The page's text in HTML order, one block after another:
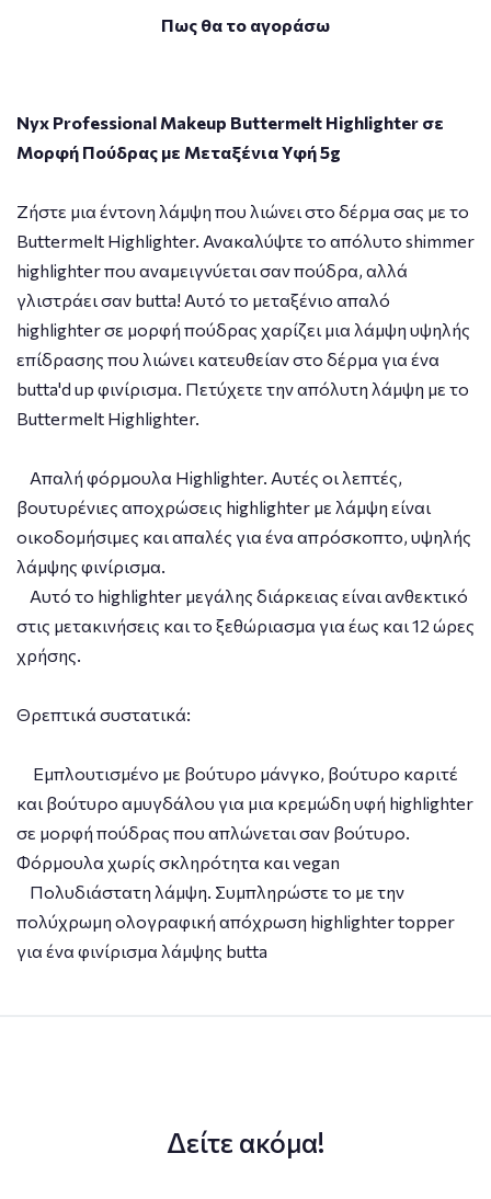
Πως θα το αγοράσω
Nyx Professional Makeup Buttermelt Highlighter σε
Μορφή Πούδρας με Μεταξένια Υφή 5g
Ζήστε μια έντονη λάμψη που λιώνει στο δέρμα σας με το
Buttermelt Highlighter. Ανακαλύψτε το απόλυτο shimmer
highlighter που αναμειγνύεται σαν πούδρα, αλλά
γλιστράει σαν butta! Αυτό το μεταξένιο απαλό
highlighter σε μορφή πούδρας χαρίζει μια λάμψη υψηλής
επίδρασης που λιώνει κατευθείαν στο δέρμα για ένα
butta'd up φινίρισμα. Πετύχετε την απόλυτη λάμψη με το
Buttermelt Highlighter.
Απαλή φόρμουλα Highlighter. Αυτές οι λεπτές,
βουτυρένιες αποχρώσεις highlighter με λάμψη είναι
οικοδομήσιμες και απαλές για ένα απρόσκοπτο, υψηλής
λάμψης φινίρισμα.
Αυτό το highlighter μεγάλης διάρκειας είναι ανθεκτικό
στις μετακινήσεις και το ξεθώριασμα για έως και 12 ώρες
χρήσης.
Θρεπτικά συστατικά:
Εμπλουτισμένο με βούτυρο μάνγκο, βούτυρο καριτέ
και βούτυρο αμυγδάλου για μια κρεμώδη υφή highlighter
σε μορφή πούδρας που απλώνεται σαν βούτυρο.
Φόρμουλα χωρίς σκληρότητα και vegan
Πολυδιάστατη λάμψη. Συμπληρώστε το με την
πολύχρωμη ολογραφική απόχρωση highlighter topper
για ένα φινίρισμα λάμψης butta
Δείτε ακόμα!